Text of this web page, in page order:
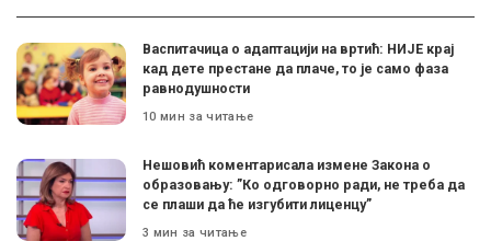
Васпитачица о адаптацији на вртић: НИЈЕ крај
кад дете престане да плаче, то је само фаза
равнодушности
10 мин за читање
Нешовић коментарисала измене Закона о
образовању: ”Ко одговорно ради, не треба да
се плаши да ће изгубити лиценцу”
3 мин за читање